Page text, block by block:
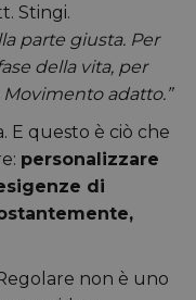
Stingi.
parte giusta. Per
della vita, per
adatto.”
E questo è ciò che
personalizzare
di
non è uno